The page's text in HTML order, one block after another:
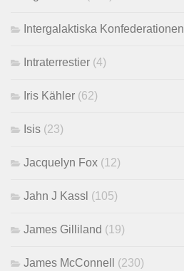
Intergalaktiska Konfederationen
Intraterrestier (4)
Iris Kähler (62)
Isis (23)
Jacquelyn Fox (12)
Jahn J Kassl (105)
James Gilliland (19)
James McConnell (230)